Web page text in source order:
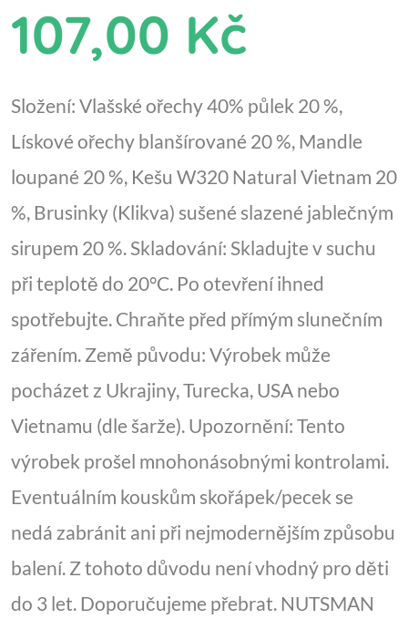
107,00 Kč
Složení: Vlašské ořechy 40% půlek 20 %,
Lískové ořechy blanšírované 20 %, Mandle
loupané 20 %, Kešu W320 Natural Vietnam 20
%, Brusinky (Klikva) sušené slazené jablečným
sirupem 20 %. Skladování: Skladujte v suchu
při teplotě do 20°C. Po otevření ihned
spotřebujte. Chraňte před přímým slunečním
zářením. Země původu: Výrobek může
pocházet z Ukrajiny, Turecka, USA nebo
Vietnamu (dle šarže). Upozornění: Tento
výrobek prošel mnohonásobnými kontrolami.
Eventuálním kouskům skořápek/pecek se
nedá zabránit ani při nejmodernějším způsobu
balení. Z tohoto důvodu není vhodný pro děti
do 3 let. Doporučujeme přebrat. NUTSMAN